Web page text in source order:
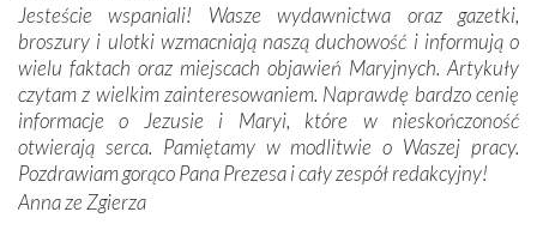
Podążyliśmy też śladami fatimskich wizjonerów – Łucji
dos Santos oraz świętych Hiacynty i Franciszka Marto.
Modliliśmy się przy ich grobach. Odprawiliśmy Drogę
Krzyżową w ich rodzinnych stronach, odwiedziliśmy
domy, w których żyli.
W miejscu objawień Matki Bożej zapaliliśmy świece
przywiezione wraz z intencjami powierzonymi nam przez
Jesteście wspaniali! Wasze wydawnictwa oraz gazetki,
broszury i ulotki wzmacniają naszą duchowość i informują o
wielu faktach oraz miejscach objawień Maryjnych. Artykuły
czytam z wielkim zainteresowaniem. Naprawdę bardzo cenię
informacje o Jezusie i Maryi, które w nieskończoność
otwierają serca. Pamiętamy w modlitwie o Waszej pracy.
Pozdrawiam gorąco Pana Prezesa i cały zespół redakcyjny!
Anna ze Zgierza